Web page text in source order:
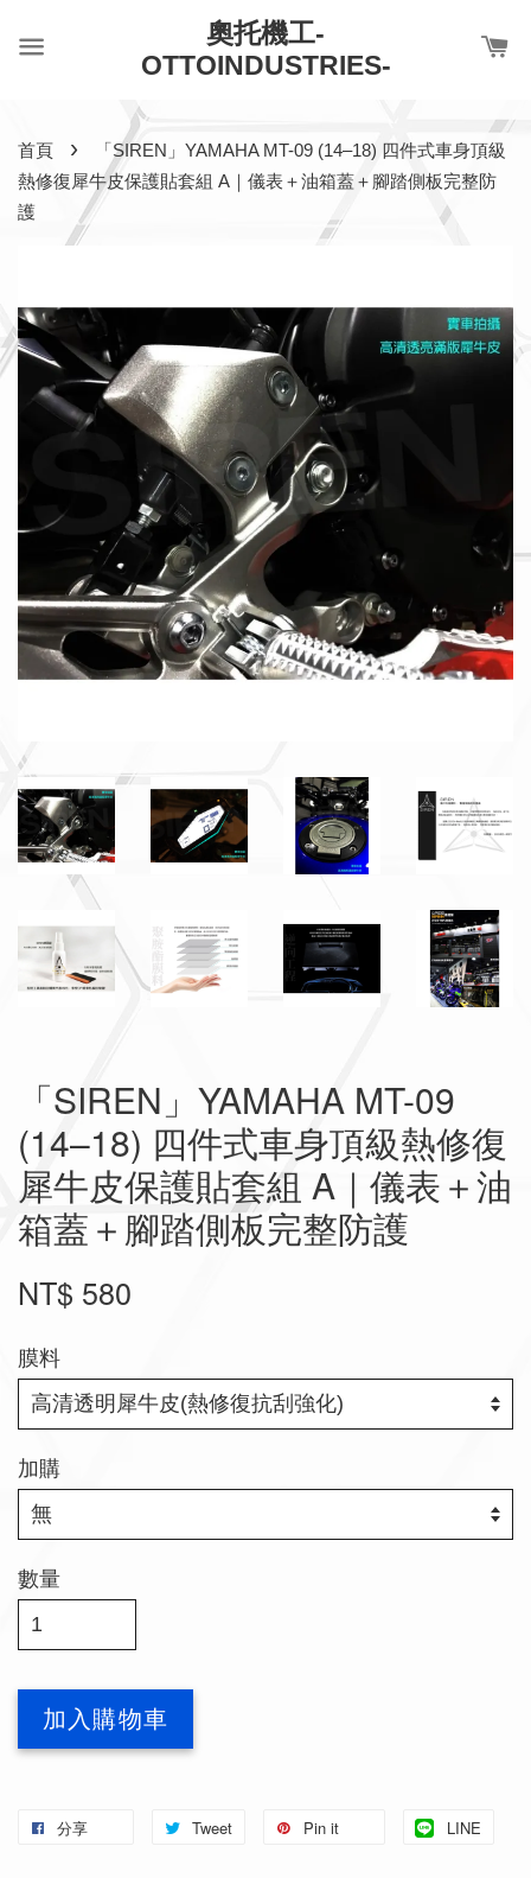
奧托機工-
OTTOINDUSTRIES-
首頁 ›
「SIREN」YAMAHA MT-09 (14–18) 四件式車身頂級
熱修復犀牛皮保護貼套組 A｜儀表＋油箱蓋＋腳踏側板完整防
護
「SIREN」YAMAHA MT-09
(14–18) 四件式車身頂級熱修復
犀牛皮保護貼套組 A｜儀表＋油
箱蓋＋腳踏側板完整防護
NT$ 580
膜料
加購
數量
加入購物車
分享 Tweet Pin it LINE